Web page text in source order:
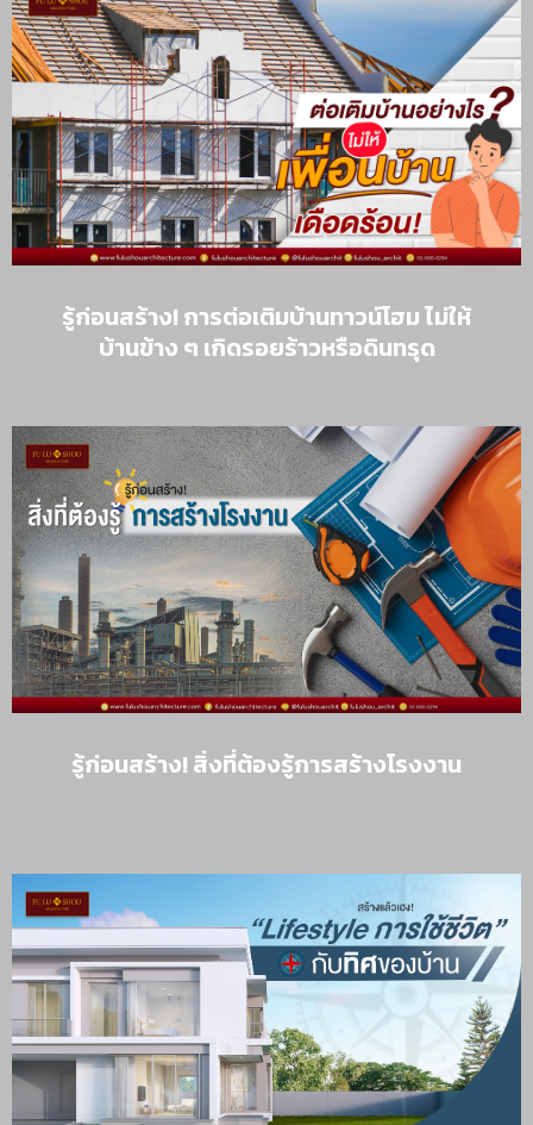
รู้ก่อนสร้าง! การต่อเติมบ้านทาวน์โฮม ไม่ให้
บ้านข้าง ๆ เกิดรอยร้าวหรือดินทรุด
รู้ก่อนสร้าง! สิ่งที่ต้องรู้การสร้างโรงงาน